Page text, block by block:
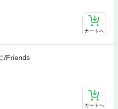
カートへ
/Friends
カートへ